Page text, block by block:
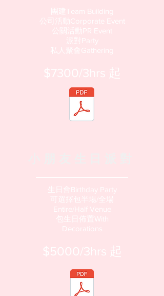
團建Team Building
公司活動Corporate Event
公關活動PR Event
派對Party
私人聚會Gathering
​$7300/3hrs 起​
生日會Birthday Party
可選擇包半場/全場
Entire/Half Venue
​包生日佈置With
Decorations
​$5000/3hrs 起​